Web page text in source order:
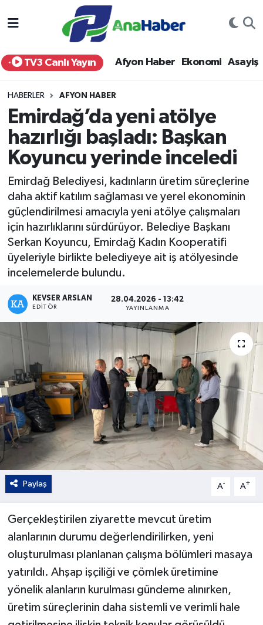
TV3 Canlı Yayın Afyon Haber Ekonomi Asayiş
HABERLER AFYON HABER
Emirdağ’da yeni atölye
hazırlığı başladı: Başkan
Koyuncu yerinde inceledi
Emirdağ Belediyesi, kadınların üretim süreçlerine
daha aktif katılım sağlaması ve yerel ekonominin
güçlendirilmesi amacıyla yeni atölye çalışmaları
için hazırlıklarını sürdürüyor. Belediye Başkanı
Serkan Koyuncu, Emirdağ Kadın Kooperatifi
üyeleriyle birlikte belediyeye ait iş atölyesinde
incelemelerde bulundu.
KEVSER ARSLAN
EDITÖR
28.04.2026 - 13:42
YAYINLANMA
Paylaş A- A+
Gerçekleştirilen ziyarette mevcut üretim
alanlarının durumu değerlendirilirken, yeni
oluşturulması planlanan çalışma bölümleri masaya
yatırıldı. Ahşap işçiliği ve çömlek üretimine
yönelik alanların kurulması gündeme alınırken,
üretim süreçlerinin daha sistemli ve verimli hale
Yurt Haber
Afyon Haber
Siyaset
Spor
Eğitim
Sağlık
Teknoloji
Afyonkarahisar Nöbetçi Eczaneler
Afyonkarahisar Hava Durumu
Afyonkarahisar Trafik Yoğunluk Haritası
Süper Lig Puan Durumu ve Fikstür
Tüm Manşetler
Son Dakika Haberleri
Haber Arşivi